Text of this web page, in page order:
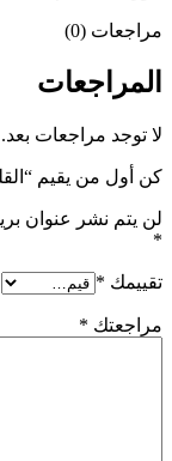
مراجعات (0)
المراجعات
لا توجد مراجعات بعد.
كن أول من يقيم
لن يتم نشر عنوان
*
تقييمك *
مراجعتك *